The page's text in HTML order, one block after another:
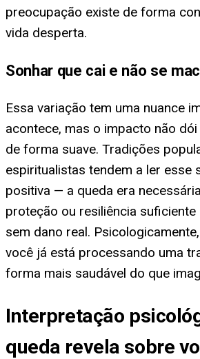
preocupação existe de forma
vida desperta.
Sonhar que cai e não se
Essa variação tem uma nuance
acontece, mas o impacto não
de forma suave. Tradições
espiritualistas tendem a ler esse
positiva — a queda era
proteção ou resiliência
sem dano real.
você já está processando uma
forma mais saudável do que
Interpretação
queda revela sobre